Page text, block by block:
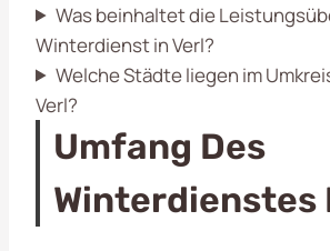
Was beinhaltet die
Winterdienst in Verl?
Welche Städte liegen im
Verl?
Umfang Des
Winterdienstes